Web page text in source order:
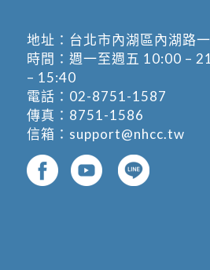
地址： 台北市內湖區內湖路
時間：週一至週五 10:00 –
– 15:40
電話： 02-8751-1587
傳真：8751-1586
信箱： support@nhcc.tw